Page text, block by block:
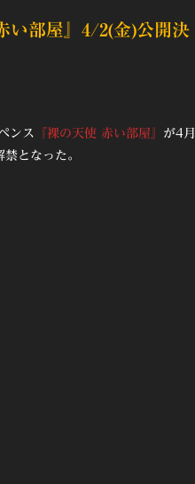
い部屋』4/2(金)公開決
ンス 『裸の天使 赤い部屋』 が4月
となった。